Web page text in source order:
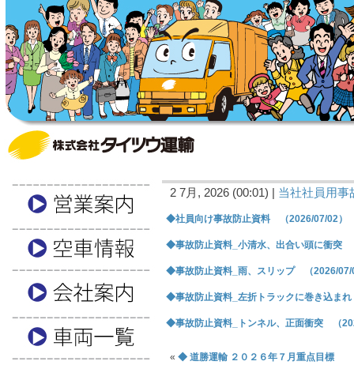
2 7月, 2026 (00:01) | 当社社員用事
◆社員向け事故防止資料 （2026/07/02）
◆事故防止資料_小清水、出合い頭に衝突
◆事故防止資料_雨、スリップ （2026/07/
◆事故防止資料_左折トラックに巻き込ま
◆事故防止資料_トンネル、正面衝突 （
« ◆ 道勝運輸 ２０２６年７月重点目標